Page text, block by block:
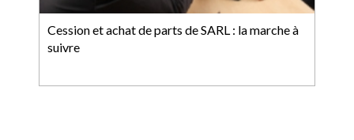
Cession et achat de parts de SARL : la marche à
suivre